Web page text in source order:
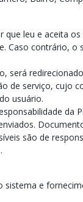
que leu e aceita
Caso contrário, o
será
de serviço, cujo
usuário.
da
são de
sistema e